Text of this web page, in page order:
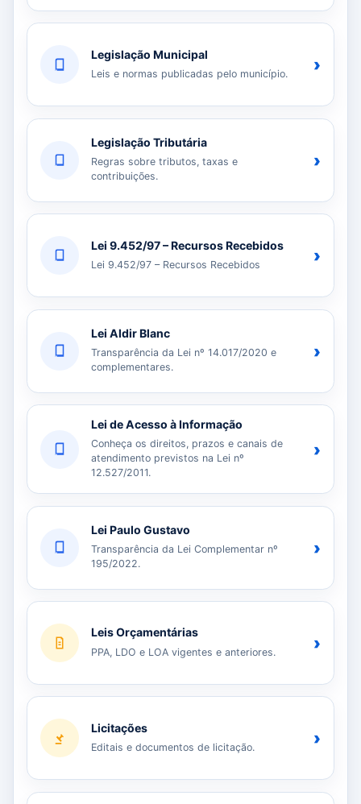
Legislação Municipal
Leis e normas publicadas pelo município. ›
Legislação Tributária
Regras sobre tributos, taxas e
contribuições.
›
Lei 9.452/97 – Recursos Recebidos
Lei 9.452/97 – Recursos Recebidos ›
Lei Aldir Blanc
Transparência da Lei nº 14.017/2020 e
complementares.
›
Lei de Acesso à Informação
Conheça os direitos, prazos e canais de
atendimento previstos na Lei nº
12.527/2011.
›
Lei Paulo Gustavo
Transparência da Lei Complementar nº
195/2022.
›
Leis Orçamentárias
PPA, LDO e LOA vigentes e anteriores. ›
Licitações
Editais e documentos de licitação. ›